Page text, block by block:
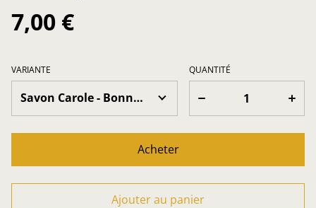
7,00 €
VARIANTE QUANTITÉ
Acheter
Ajouter au panier